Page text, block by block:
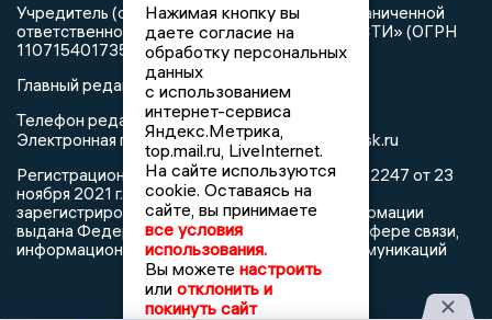
Учредитель (соучредители): Общество с ограниченной
ответственностью «РЕГИОНАЛЬНЫЕ НОВОСТИ» (ОГРН
1107154017354)
Главный редактор: Герцог Е.Г.
Телефон редакции: +7 903 699 9427
Электронная почта редакции:info@newslipetsk.ru
Регистрационный номер: серия Эл № ФС77-82247 от 23
ноября 2021 г. согласно выписке из реестра
зарегистрированных средств массовой информации
выдана Федеральной службой по надзору в сфере связи,
информационных технологий и массовых коммуникаций
Нажимая кнопку вы
даете согласие на
обработку персональных
данных
с использованием
интернет-сервиса
Яндекс.Метрика,
top.mail.ru, LiveInternet.
На сайте используются
cookie. Оставаясь на
сайте, вы принимаете
все условия
использования.
Вы можете настроить
или отклонить и
покинуть сайт